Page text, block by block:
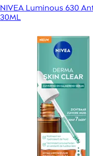
NIVEA Luminous 630
30ML